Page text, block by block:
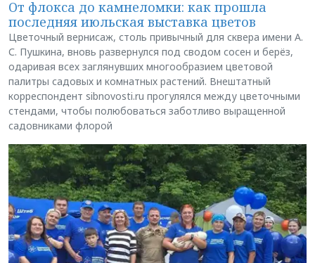
От флокса до камнеломки: как прошла
последняя июльская выставка цветов
Цветочный вернисаж, столь привычный для сквера имени А.
С. Пушкина, вновь развернулся под сводом сосен и берёз,
одаривая всех заглянувших многообразием цветовой
палитры садовых и комнатных растений. Внештатный
корреспондент sibnovosti.ru прогулялся между цветочными
стендами, чтобы полюбоваться заботливо выращенной
садовниками флорой